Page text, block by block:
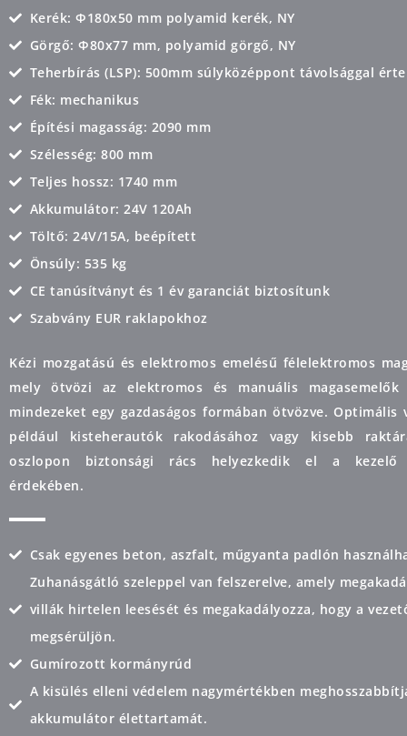
Kerék: Φ180x50 mm polyamid kerék, NY
Görgő: Φ80x77 mm, polyamid görgő, NY
Teherbírás (LSP): 500mm súlyközéppont távolsággal
Fék: mechanikus
Építési magasság: 2090 mm
Szélesség: 800 mm
Teljes hossz: 1740 mm
Akkumulátor: 24V 120Ah
Töltő: 24V/15A, beépített
Önsúly: 535 kg
CE tanúsítványt és 1 év garanciát biztosítunk
Szabvány EUR raklapokhoz
Kézi mozgatású és elektromos emelésű félelektromos
mely ötvözi az elektromos és manuális magasemelők
mindezeket egy gazdaságos formában ötvözve. Optimális
például kisteherautók rakodásához vagy kisebb
oszlopon biztonsági rács helyezkedik el a kezelő
érdekében.
Csak egyenes beton, aszfalt, műgyanta padlón
Zuhanásgátló szeleppel van felszerelve, amely
villák hirtelen leesését és megakadályozza, hogy a
megsérüljön.
Gumírozott kormányrúd
A kisülés elleni védelem nagymértékben
akkumulátor élettartamát.